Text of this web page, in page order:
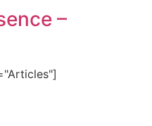
–